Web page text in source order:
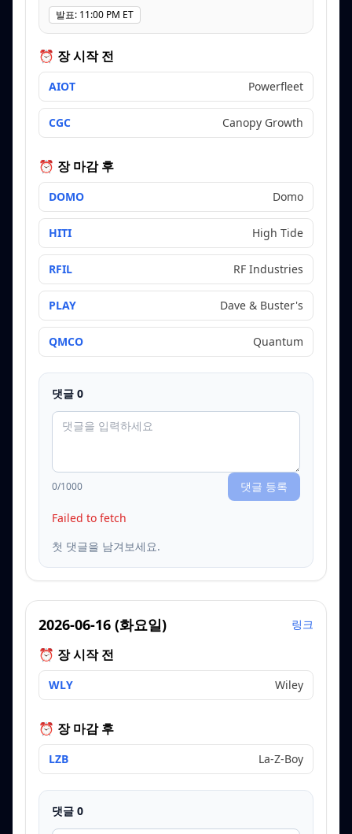
발표: 11:00 PM ET
⏰ 장 시작 전
AIOT Powerfleet
CGC Canopy Growth
⏰ 장 마감 후
DOMO Domo
HITI High Tide
RFIL RF Industries
PLAY Dave & Buster's
QMCO Quantum
댓글 0
0/1000 댓글 등록
Failed to fetch
첫 댓글을 남겨보세요.
2026-06-16 (화요일) 링크
⏰ 장 시작 전
WLY Wiley
⏰ 장 마감 후
LZB La-Z-Boy
댓글 0